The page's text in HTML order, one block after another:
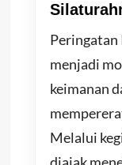
Peringatan
menjadi
keimanan
Melalui